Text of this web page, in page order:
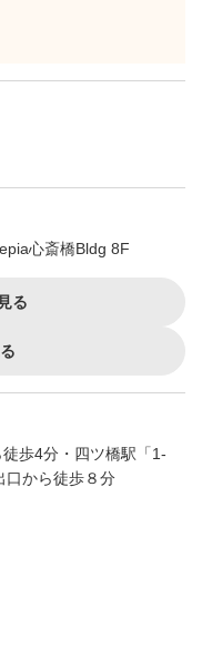
心斎橋Bldg 8F
る
歩4分・四ツ橋駅「1-
口から徒歩８分